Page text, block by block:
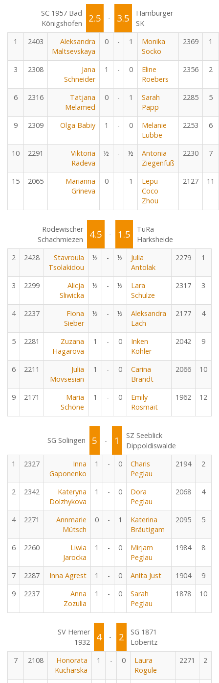
SC 1957 Bad
Königshofen
2.5 - 3.5
Hamburger
SK
1
2403
Aleksandra
Maltsevskaya
0 - 1
Monika
Socko
2369 1
3 2308
Jana
Schneider
1 - 0
Eline
Roebers
2356 2
6 2316
Tatjana
Melamed
0 - 1
Sarah
Papp
2285 5
9 2309 Olga Babiy 1 - 0
Melanie
Lubbe
2253 6
10 2291
Viktoria
Radeva
½ - ½
Antonia
Ziegenfuß
2230 7
15 2065
Marianna
Grineva
0 - 1
Lepu
Coco
Zhou
2127 11
Rodewischer
Schachmiezen
4.5 - 1.5
TuRa
Harksheide
2
2428
Stavroula
Tsolakidou
½ - ½
Julia
Antolak
2279 1
3 2299
Alicja
Sliwicka
½ - ½
Lara
Schulze
2317 3
4 2237
Fiona
Sieber
½ - ½
Aleksandra
Lach
2177 4
5 2281
Zuzana
Hagarova
1 - 0
Inken
Köhler
2042 9
6 2211
Julia
Movsesian
1 - 0
Carina
Brandt
2066 10
9 2171
Maria
Schöne
1 - 0
Emily
Rosmait
1962 12
SG Solingen 5 - 1
SZ Seeblick
Dippoldiswalde
1
2327
Inna
Gaponenko
1 - 0
Charis
Peglau
2194 2
2 2342
Kateryna
Dolzhykova
1 - 0
Dora
Peglau
2068 4
4 2271
Annmarie
Mütsch
0 - 1
Katerina
Bräutigam
2095 5
6 2260
Liwia
Jarocka
1 - 0
Mirjam
Peglau
1984 8
7 2287 Inna Agrest 1 - 0 Anita Just 1904
9
9
2237
Anna
Zozulia
1 - 0
Sarah
Peglau
1878 10
SV Hemer
1932
4 - 2
SG 1871
Löberitz
7
2108
Honorata
Kucharska
1 - 0
Laura
Rogule
2271 2